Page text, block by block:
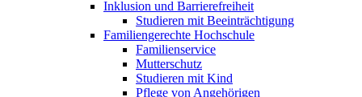
Inklusion und Barrierefreiheit
Studieren mit Beeinträchtigung
Familiengerechte Hochschule
Familienservice
Mutterschutz
Studieren mit Kind
Pflege von Angehörigen